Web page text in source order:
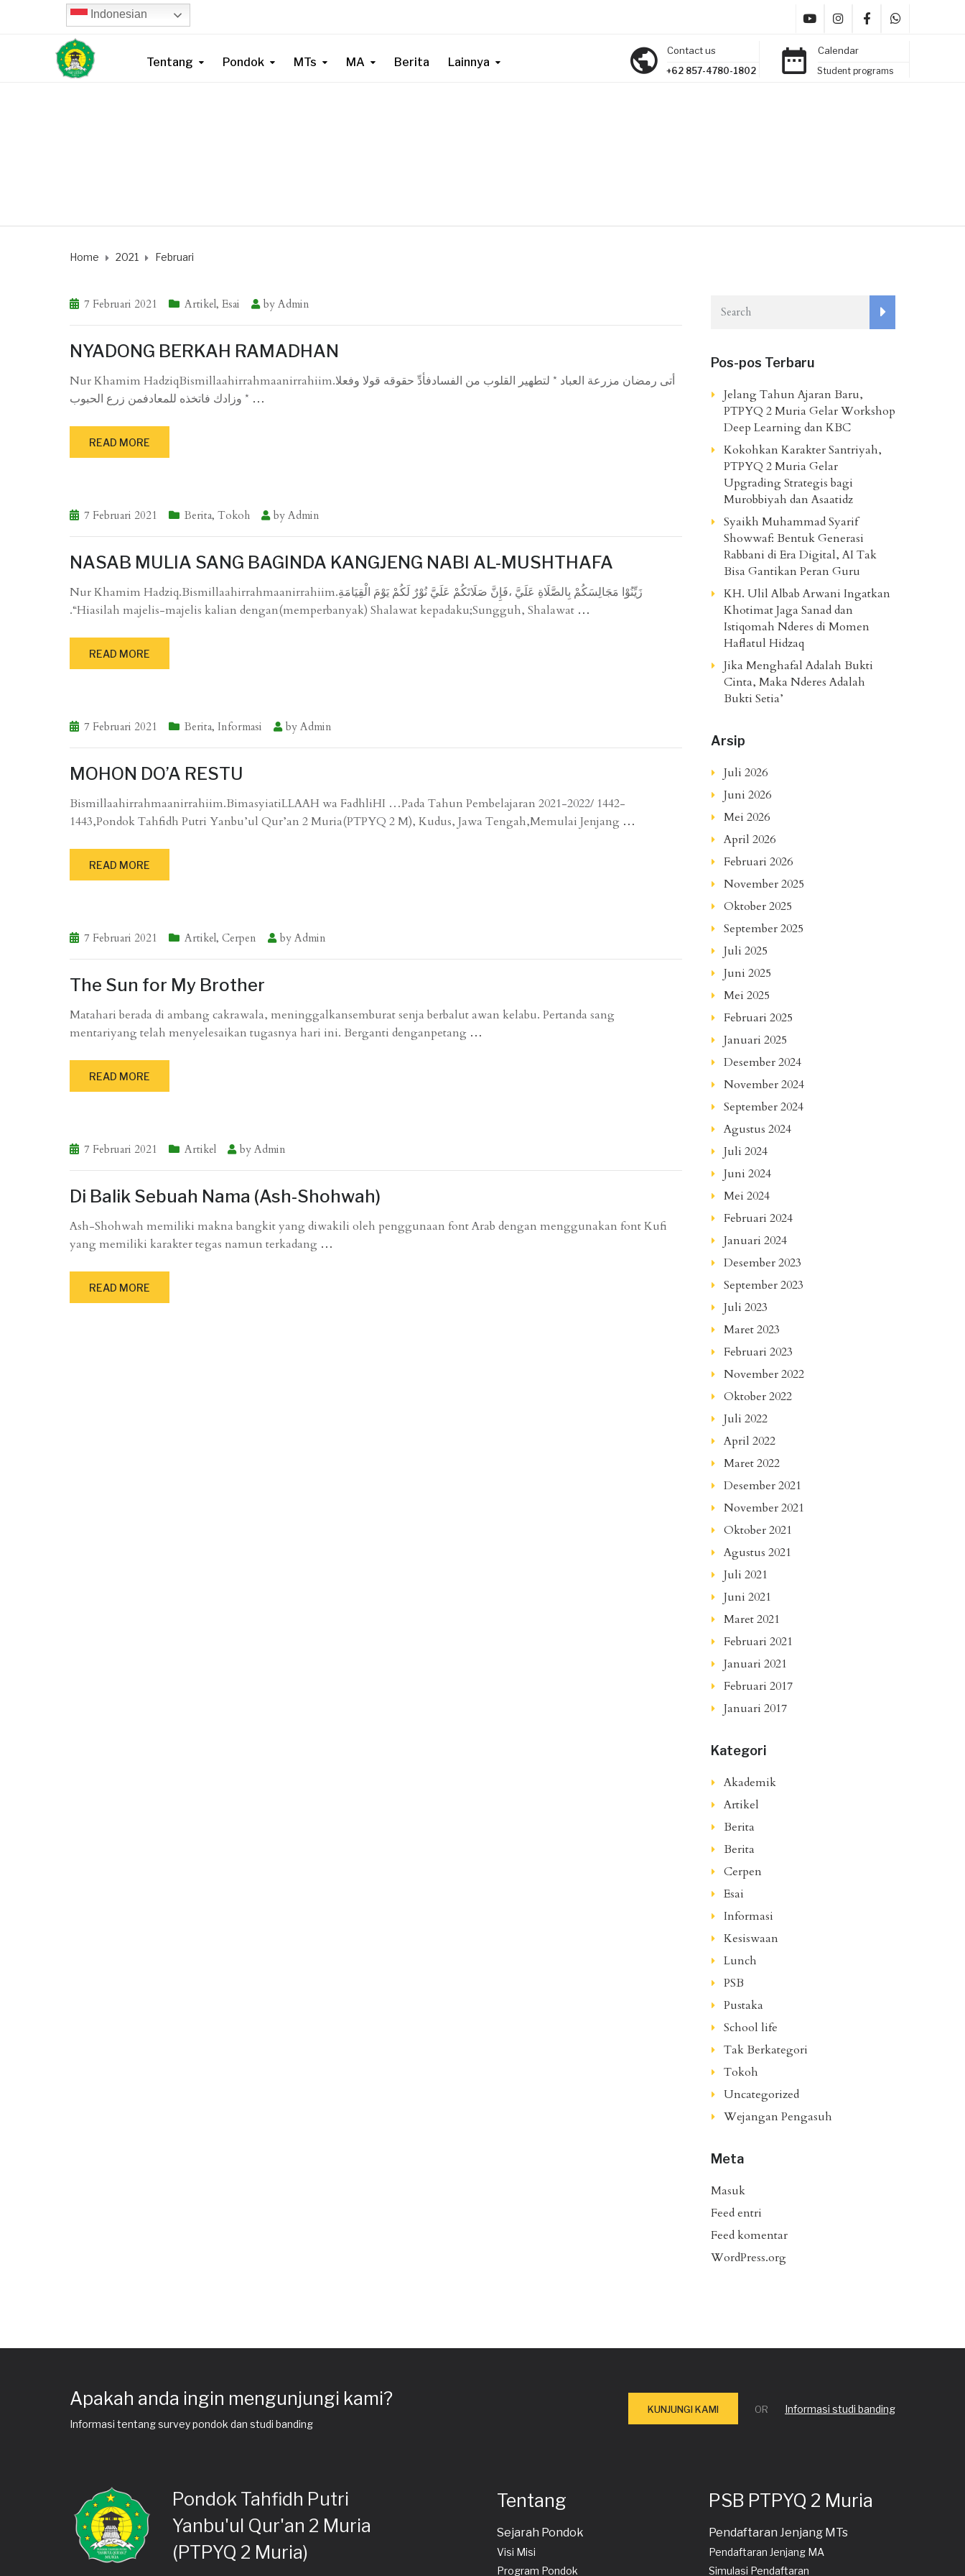
Indonesian
Tentang Pondok MTs MA Berita Lainnya
Contact us
+62 857-4780-1802
Calendar
Student programs
Home 2021 Februari
7 Februari 2021 Artikel, Esai by Admin
NYADONG BERKAH RAMADHAN
Nur Khamim HadziqBismillaahirrahmaanirrahiim.أتى رمضان مزرعة العباد * لتطهير القلوب من الفسادفأدِّ حقوقه قولا وفعلا
…
READ MORE
7 Februari 2021 Berita, Tokoh by Admin
NASAB MULIA SANG BAGINDA KANGJENG NABI AL-MUSHTHAFA
Nur Khamim Hadziq.Bismillaahirrahmaanirrahiim.زَيِّنُوْا مَجَالِسَكُمْ بِالصَّلَاةِ عَلَيَّ ،فَإِنَّ صَلَاتَكُمْ عَلَيَّ نُوْرٌ لَكُمْ يَوْمَ الْقِيَامَةِ
.“Hiasilah majelis-majelis kalian dengan(memperbanyak) Shalawat kepadaku;Sungguh, Shalawat …
READ MORE
7 Februari 2021 Berita, Informasi by Admin
MOHON DO’A RESTU
Bismillaahirrahmaanirrahiim.BimasyiatiLLAAH wa FadhliHI …Pada Tahun Pembelajaran 2021-2022/ 1442-
1443,Pondok Tahfidh Putri Yanbu’ul Qur’an 2 Muria(PTPYQ 2 M), Kudus, Jawa Tengah,Memulai Jenjang …
READ MORE
7 Februari 2021 Artikel, Cerpen by Admin
The Sun for My Brother
Matahari berada di ambang cakrawala, meninggalkansemburat senja berbalut awan kelabu. Pertanda sang
mentariyang telah menyelesaikan tugasnya hari ini. Berganti denganpetang …
READ MORE
7 Februari 2021 Artikel by Admin
Di Balik Sebuah Nama (Ash-Shohwah)
Ash-Shohwah memiliki makna bangkit yang diwakili oleh penggunaan font Arab dengan menggunakan font Kufi
yang memiliki karakter tegas namun terkadang …
READ MORE
Pos-pos Terbaru
Jelang Tahun Ajaran Baru,
PTPYQ 2 Muria Gelar Workshop
Deep Learning dan KBC
Kokohkan Karakter Santriyah,
PTPYQ 2 Muria Gelar
Upgrading Strategis bagi
Murobbiyah dan Asaatidz
Syaikh Muhammad Syarif
Showwaf: Bentuk Generasi
Rabbani di Era Digital, AI Tak
Bisa Gantikan Peran Guru
KH. Ulil Albab Arwani Ingatkan
Khotimat Jaga Sanad dan
Istiqomah Nderes di Momen
Haflatul Hidzaq
Jika Menghafal Adalah Bukti
Cinta, Maka Nderes Adalah
Bukti Setia’
Arsip
Juli 2026
Juni 2026
Mei 2026
April 2026
Februari 2026
November 2025
Oktober 2025
September 2025
Juli 2025
Juni 2025
Mei 2025
Februari 2025
Januari 2025
Desember 2024
November 2024
September 2024
Agustus 2024
Juli 2024
Juni 2024
Mei 2024
Februari 2024
Januari 2024
Desember 2023
September 2023
Juli 2023
Maret 2023
Februari 2023
November 2022
Oktober 2022
Juli 2022
April 2022
Maret 2022
Desember 2021
November 2021
Oktober 2021
Agustus 2021
Juli 2021
Juni 2021
Maret 2021
Februari 2021
Januari 2021
Februari 2017
Januari 2017
Kategori
Akademik
Artikel
Berita
Berita
Cerpen
Esai
Informasi
Kesiswaan
Lunch
PSB
Pustaka
School life
Tak Berkategori
Tokoh
Uncategorized
Wejangan Pengasuh
Meta
Masuk
Feed entri
Feed komentar
WordPress.org
Apakah anda ingin mengunjungi kami?
Informasi tentang survey pondok dan studi banding
Informasi studi banding
OR
KUNJUNGI KAMI
Pondok Tahfidh Putri
Yanbu'ul Qur'an 2 Muria
(PTPYQ 2 Muria)
Tentang
Sejarah Pondok
Visi Misi
Program Pondok
PSB PTPYQ 2 Muria
Pendaftaran Jenjang MTs
Pendaftaran Jenjang MA
Simulasi Pendaftaran